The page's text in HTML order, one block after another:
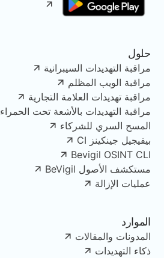
حلول
مراقبة التهديدات السيبرانية
مراقبة الويب المظلم
مراقبة تهديدات العلامة التجارية
مراقبة التهديدات بالأشعة تحت الحمراء
المسح السري للشركاء
بيفيجيل جينكينز CI
Bevigil OSINT CLI
مستكشف الأصول BeVigil
عمليات الإزالة
الموارد
المدونات والمقالات
ذكاء التهديدات